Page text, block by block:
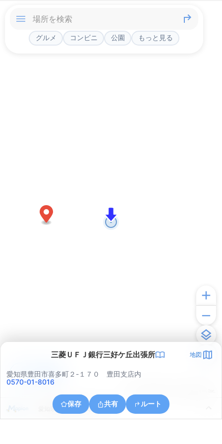
グルメ コンビニ 公園 もっと見る
三菱ＵＦＪ銀行三好ケ丘出張所 地図
愛知県豊田市喜多町２-１７０ 豊田支店内
0570-01-8016
保存 共有 ルート
愛知県豊田市千石町５丁目
アプリで見る